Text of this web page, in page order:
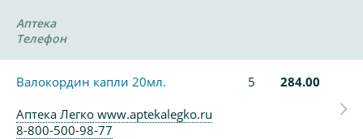
Аптека
Телефон
Валокордин капли 20мл. 5
284.00
Аптека Легко www.aptekalegko.ru
8-800-500-98-77